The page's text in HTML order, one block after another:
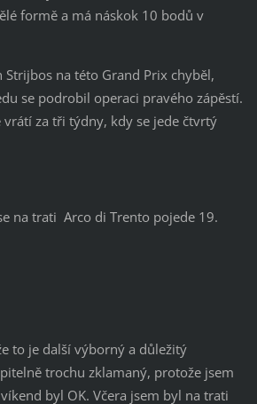
formě a má náskok 10 bodů v
Strijbos na této Grand Prix chyběl,
se podrobil operaci pravého zápěstí.
vrátí za tři týdny, kdy se jede čtvrtý
na trati Arco di Trento pojede 19.
to je další výborný a důležitý
trochu zklamaný, protože jsem
byl OK. Včera jsem byl na trati